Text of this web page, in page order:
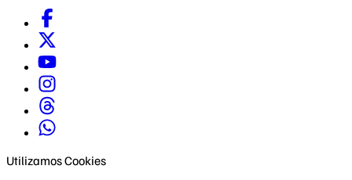
Utilizamos Cookies